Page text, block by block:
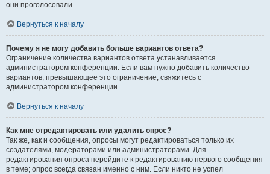
они проголосовали.
Вернуться к началу
Почему я не могу добавить больше вариантов ответа?
Ограничение количества вариантов ответа устанавливается
администратором конференции. Если вам нужно добавить количество
вариантов, превышающее это ограничение, свяжитесь с
администратором конференции.
Вернуться к началу
Как мне отредактировать или удалить опрос?
Так же, как и сообщения, опросы могут редактироваться только их
создателями, модераторами или администраторами. Для
редактирования опроса перейдите к редактированию первого сообщения
в теме; опрос всегда связан именно с ним. Если никто не успел